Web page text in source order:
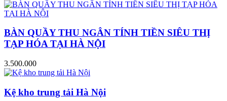
BÀN QUẦY THU NGÂN TÍNH TIỀN SIÊU THỊ
TẠP HÓA TẠI HÀ NỘI
3.500.000
Kệ kho trung tải Hà Nội